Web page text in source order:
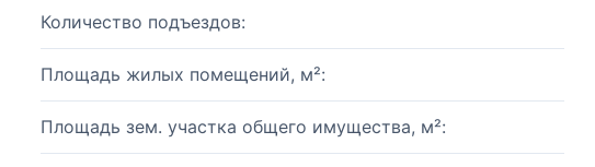
Количество подъездов:
Площадь жилых помещений, м²:
Площадь зем. участка общего имущества, м²: